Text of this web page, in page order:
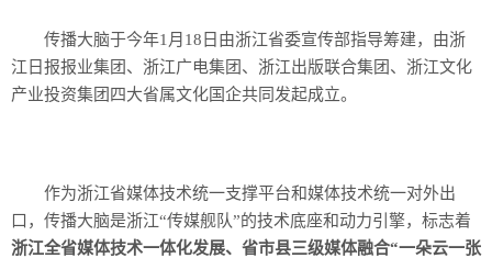
传播大脑于今年1月18日由浙江省委宣传部指导筹建，由浙
江日报报业集团、浙江广电集团、浙江出版联合集团、浙江文化
产业投资集团四大省属文化国企共同发起成立。
作为浙江省媒体技术统一支撑平台和媒体技术统一对外出
口，传播大脑是浙江“传媒舰队”的技术底座和动力引擎，标志着
浙江全省媒体技术一体化发展、省市县三级媒体融合“一朵云一张